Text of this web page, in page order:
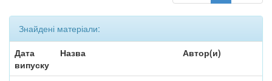
Знайдені матеріали:
Дата
випуску
Назва Автор(и)